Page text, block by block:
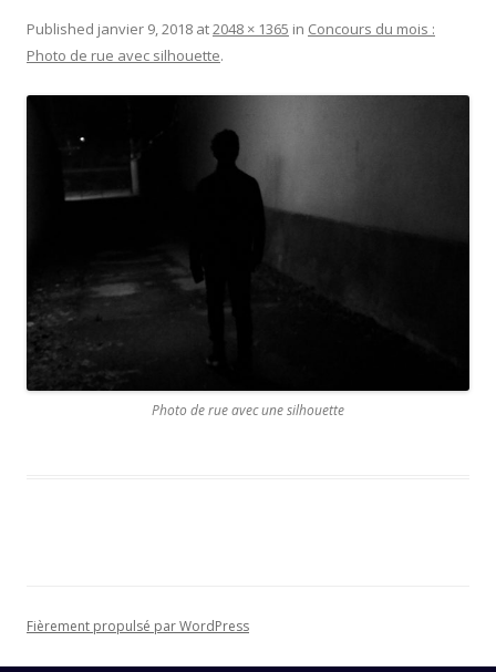
Published janvier 9, 2018 at2048 × 1365 in Concours du mois :
Photo de rue avec silhouette.
Photo de rue avec une silhouette
Fièrement propulsé par WordPress